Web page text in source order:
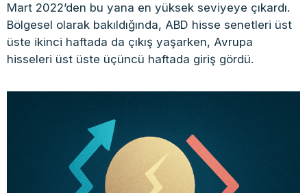
Mart 2022’den bu yana en yüksek seviyeye çıkardı.
Bölgesel olarak bakıldığında, ABD hisse senetleri üst
üste ikinci haftada da çıkış yaşarken, Avrupa
hisseleri üst üste üçüncü haftada giriş gördü.